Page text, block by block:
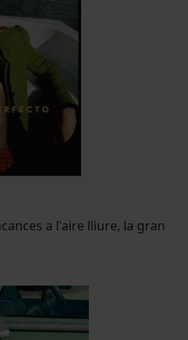
a l'aire lliure, la gran